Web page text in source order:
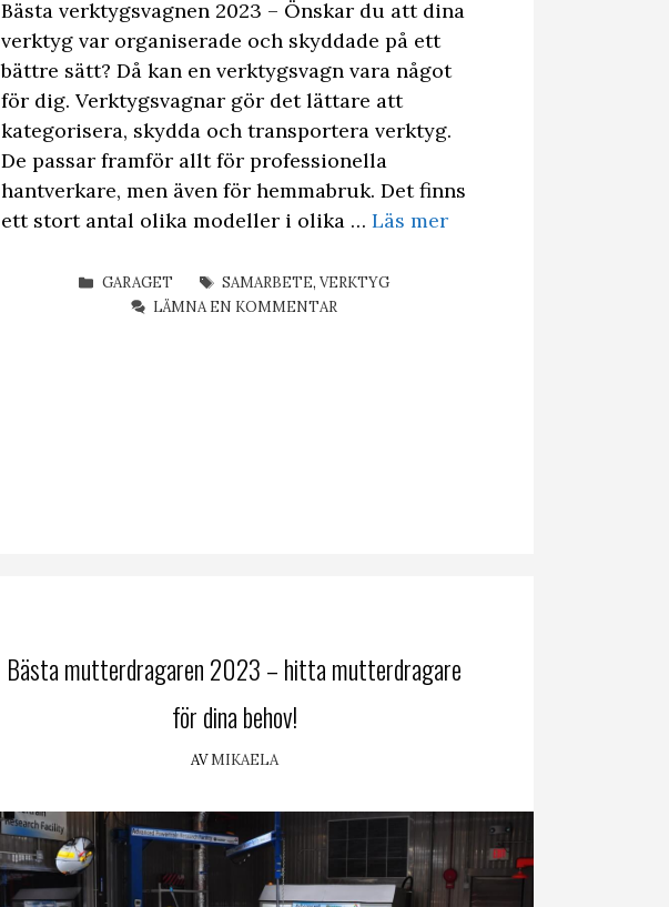
Bästa verktygsvagnen 2023 – Önskar du att dina
verktyg var organiserade och skyddade på ett
bättre sätt? Då kan en verktygsvagn vara något
för dig. Verktygsvagnar gör det lättare att
kategorisera, skydda och transportera verktyg.
De passar framför allt för professionella
hantverkare, men även för hemmabruk. Det finns
ett stort antal olika modeller i olika … Läs mer
KATEGORIER
GARAGET ETIKETTER
SAMARBETE,VERKTYG
LÄMNA EN KOMMENTAR
Bästa mutterdragaren 2023 – hitta mutterdragare
för dina behov!
AVMIKAELA